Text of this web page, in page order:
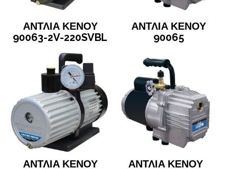
ΑΝΤΛΙΑ ΚΕΝΟΥ
90063-2V-220SVBL
ΑΝΤΛΙΑ ΚΕΝΟΥ
90065
ΑΝΤΛΙΑ ΚΕΝΟΥ
ΑΝΤΛΙΑ ΚΕΝΟΥ